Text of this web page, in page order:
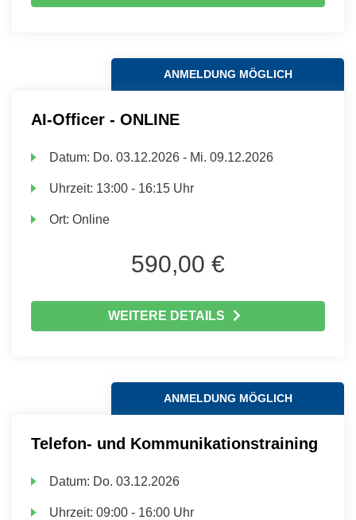
ANMELDUNG MÖGLICH
AI-Officer - ONLINE
Datum: Do. 03.12.2026 - Mi. 09.12.2026
Uhrzeit: 13:00 - 16:15 Uhr
Ort:Online
590,00 €
WEITERE DETAILS
ANMELDUNG MÖGLICH
Telefon- und Kommunikationstraining
Datum: Do. 03.12.2026
Uhrzeit:09:00 - 16:00 Uhr